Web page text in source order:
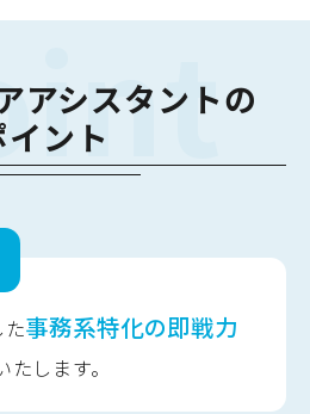
アシスタントの
イント
事務系特化の即戦力
します。